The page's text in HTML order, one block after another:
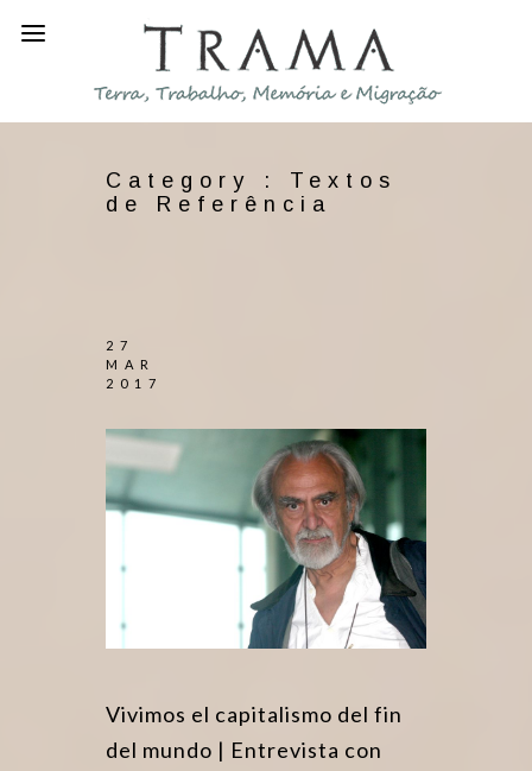
Category : Textos
de Referência
27
MAR
2017
Vivimos el capitalismo del fin
del mundo | Entrevista con